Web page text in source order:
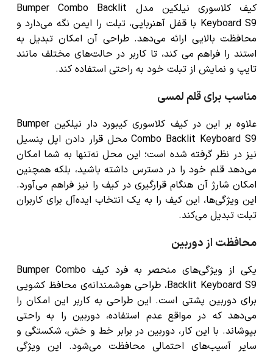
کیف کلاسوری نیلکین مدل Bumper Combo Backlit
Keyboard S9 با قفل آهنربایی، تبلت را ایمن نگه می‌دارد و
محافظت بالایی ارائه می‌دهد. طراحی آن امکان تبدیل به
استند را فراهم می کند، تا کاربر در حالت‌های مختلف مانند
تایپ و نمایش از تبلت خود به راحتی استفاده کند.
مناسب برای قلم لمسی
علاوه بر این در کیف کلاسوری کیبورد دار نیلکین Bumper
Combo Backlit Keyboard S9 محل قرار دادن اپل پنسیل
نیز در نظر گرفته شده است؛ این محل نه‌تنها به شما امکان
می‌دهد قلم خود را در دسترس داشته باشید، بلکه همچنین
امکان شارژ آن هنگام قرارگیری در کیف را نیز فراهم می‌آورد.
این ویژگی‌ها، این کیف را به یک انتخاب ایده‌آل برای کاربران
تبلت تبدیل می‌کند.
محافظت از دوربین
یکی از ویژگی‌های منحصر به فرد کیف Bumper Combo
Backlit Keyboard S9، طراحی هوشمندانه‌ی محافظ کشویی
برای دوربین پشتی است. این طراحی به کاربر این امکان را
می‌دهد که در مواقع عدم استفاده، دوربین را به راحتی
بپوشاند. با این کار، دوربین در برابر خط و خش، شکستگی و
سایر آسیب‌های احتمالی محافظت می‌شود. این ویژگی